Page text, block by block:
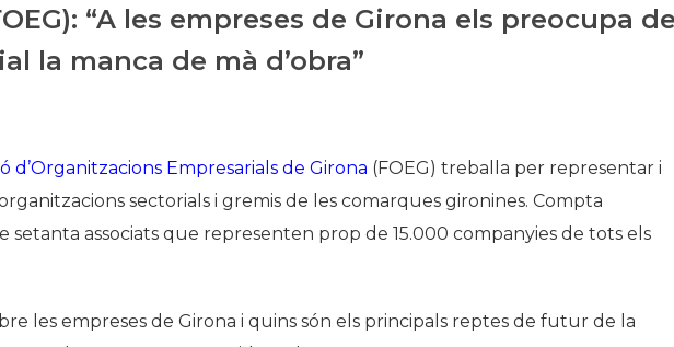
“A les empreses de Girona els preocupa de
la manca de mà d’obra”
d’Organitzacions Empresarials de Girona (FOEG) treballa per representar i
sectorials i gremis de les comarques gironines. Compta
setanta associats que representen prop de 15.000 companyies de tots els
les empreses de Girona i quins són els principals reptes de futur de la